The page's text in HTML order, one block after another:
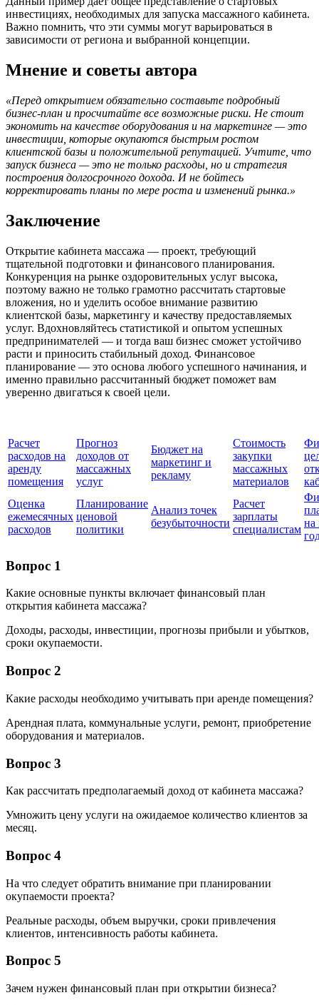
инвестициях, необходимых для запуска массажного кабинета.
Важно помнить, что эти суммы могут варьироваться в
зависимости от региона и выбранной концепции.
Мнение и советы автора
«Перед открытием обязательно составьте подробный
бизнес-план и просчитайте все возможные риски. Не стоит
экономить на качестве оборудования и на маркетинге — это
инвестиции, которые окупаются быстрым ростом
клиентской базы и положительной репутацией. Учтите, что
запуск бизнеса — это не только расходы, но и стратегия
построения долгосрочного дохода. И не бойтесь
корректировать планы по мере роста и изменений рынка.»
Заключение
Открытие кабинета массажа — проект, требующий
тщательной подготовки и финансового планирования.
Конкуренция на рынке оздоровительных услуг высока,
поэтому важно не только грамотно рассчитать стартовые
вложения, но и уделить особое внимание развитию
клиентской базы, маркетингу и качеству предоставляемых
услуг. Вдохновляйтесь статистикой и опытом успешных
предпринимателей — и тогда ваш бизнес сможет устойчиво
расти и приносить стабильный доход. Финансовое
планирование — это основа любого успешного начинания, и
именно правильно рассчитанный бюджет поможет вам
уверенно двигаться к своей цели.
Расчет
расходов на
аренду
помещения
Прогноз
доходов от
массажных
услуг
Бюджет на
маркетинг и
рекламу
Стоимость
закупки
массажных
материалов
Оценка
ежемесячных
расходов
Планирование
ценовой
политики
Анализ точек
безубыточности
Расчет
зарплаты
специалистам
на
Вопрос 1
Какие основные пункты включает финансовый план
открытия кабинета массажа?
Доходы, расходы, инвестиции, прогнозы прибыли и убытков,
сроки окупаемости.
Вопрос 2
Какие расходы необходимо учитывать при аренде помещения?
Арендная плата, коммунальные услуги, ремонт, приобретение
оборудования и материалов.
Вопрос 3
Как рассчитать предполагаемый доход от кабинета массажа?
Умножить цену услуги на ожидаемое количество клиентов за
месяц.
Вопрос 4
На что следует обратить внимание при планировании
окупаемости проекта?
Реальные расходы, объем выручки, сроки привлечения
клиентов, интенсивность работы кабинета.
Вопрос 5
Зачем нужен финансовый план при открытии бизнеса?